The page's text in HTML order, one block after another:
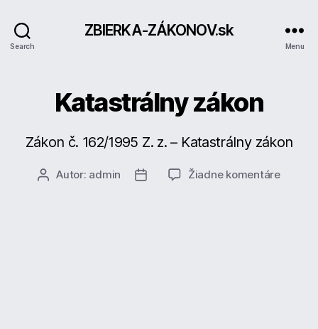
Search
ZBIERKA-ZÁKONOV.sk
Menu
Katastrálny zákon
Zákon č. 162/1995 Z. z. – Katastrálny zákon
AutorAutor: admin
Dátum
Žiadne komentárena